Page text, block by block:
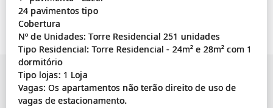
24 pavimentos tipo
Cobertura
Nº de Unidades: Torre Residencial 251 unidades
Tipo Residencial: Torre Residencial - 24m² e 28m² com 1
dormitório
Tipo lojas: 1 Loja
Vagas: Os apartamentos não terão direito de uso de
vagas de estacionamento.